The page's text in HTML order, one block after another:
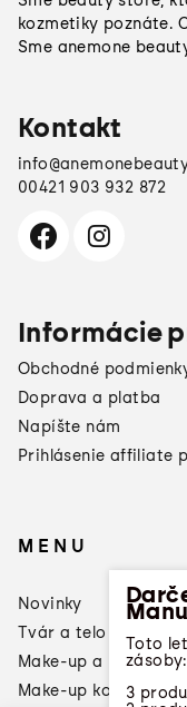
kozmetiky poznáte.
Sme anemone
Kontakt
info@
00421 903 932 872
Informácie
Obchodné
Doprava a platba
Napíšte nám
Prihlásenie affiliate
MENU
Novinky
Tvár a telo
Make-up a laky na
Make-up konzultácia
Toto
zásoby:
3